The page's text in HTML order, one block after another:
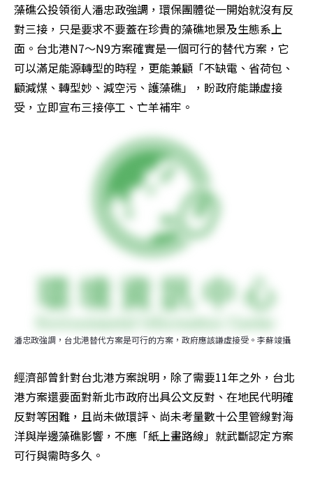
藻礁公投領銜人潘忠政強調，環保團體從一開始就沒有反
對三接，只是要求不要蓋在珍貴的藻礁地景及生態系上
面。台北港N7～N9方案確實是一個可行的替代方案，它
可以滿足能源轉型的時程，更能兼顧「不缺電、省荷包、
顧減煤、轉型妙、減空污、護藻礁」，盼政府能謙虛接
受，立即宣布三接停工、亡羊補牢。
潘忠政強調，台北港替代方案是可行的方案，政府應該謙虛接受。李蘇竣攝
經濟部曾針對台北港方案說明，除了需要11年之外，台北
港方案還要面對新北市政府出具公文反對、在地民代明確
反對等困難，且尚未做環評、尚未考量數十公里管線對海
洋與岸邊藻礁影響，不應「紙上畫路線」就武斷認定方案
可行與需時多久。